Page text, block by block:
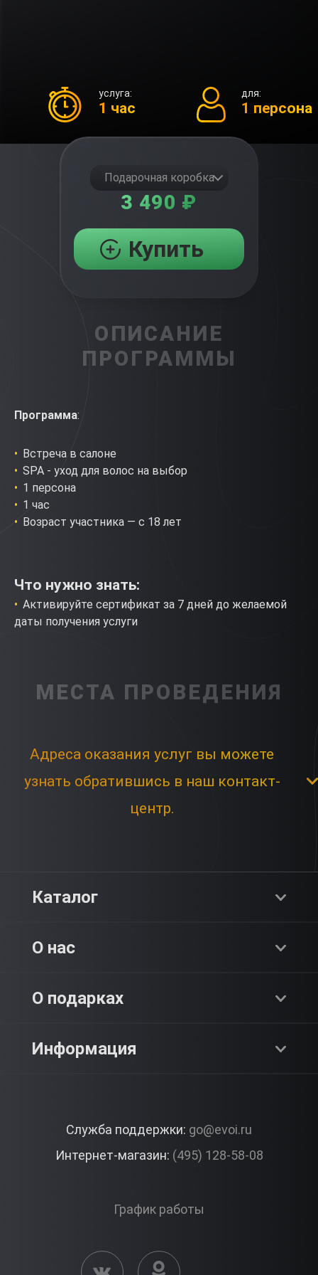
услуга:
1 час
для:
1 персона
Подарочная коробка
3 490 ₽
Купить
ОПИСАНИЕ
ПРОГРАММЫ
Программа:
Встреча в салоне
SPA - уход для волос на выбор
1 персона
1 час
Возраст участника — с 18 лет
Что нужно знать:
Активируйте сертификат за 7 дней до желаемой
даты получения услуги
МЕСТА ПРОВЕДЕНИЯ
Адреса оказания услуг вы можете
узнать обратившись в наш контакт-
центр.
Каталог
Premium
О нас
О компании
Контакты
О подарках
Как это работает?
Вопросы и ответы
Информация
Корпоративные подарки
Служба поддержки: go@evoi.ru
Интернет-магазин: (495) 128-58-08
График работы